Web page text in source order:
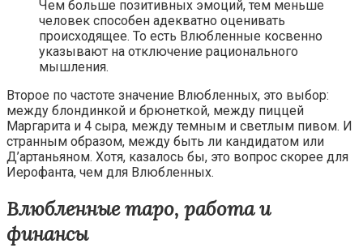
Чем больше позитивных эмоций, тем меньше
человек способен адекватно оценивать
происходящее. То есть Влюбленные косвенно
указывают на отключение рационального
мышления.
Второе по частоте значение Влюбленных, это выбор:
между блондинкой и брюнеткой, между пиццей
Маргарита и 4 сыра, между темным и светлым пивом. И
странным образом, между быть ли кандидатом или
Д’артаньяном. Хотя, казалось бы, это вопрос скорее для
Иерофанта, чем для Влюбленных.
Влюбленные таро, работа и
финансы